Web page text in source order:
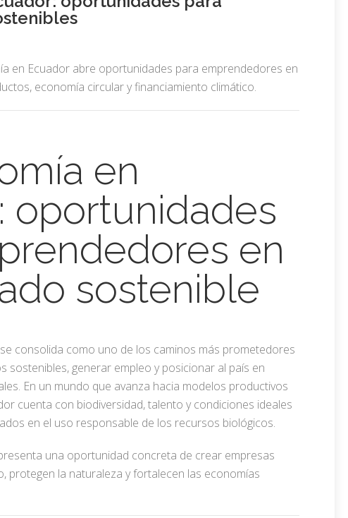
en Ecuador abre oportunidades para emprendedores en
economía circular y financiamiento climático.
en
oportunidades
en
sostenible
se consolida como uno de los caminos más prometedores
sostenibles, generar empleo y posicionar al país en
En un mundo que avanza hacia modelos productivos
cuenta con biodiversidad, talento y condiciones ideales
en el uso responsable de los recursos biológicos.
una oportunidad concreta de crear empresas
protegen la naturaleza y fortalecen las economías